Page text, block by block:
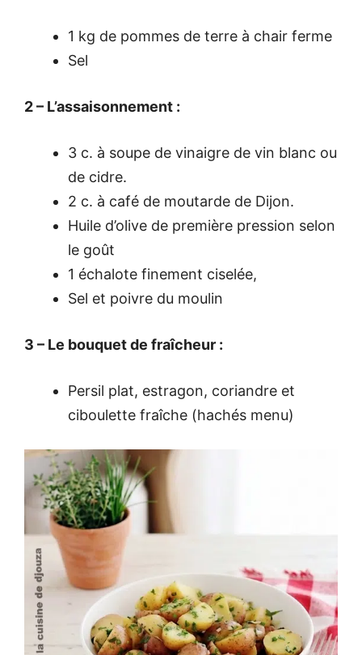
1 kg de pommes de terre à chair ferme
Sel
2 – L’assaisonnement :
3 c. à soupe de vinaigre de vin blanc ou
de cidre.
2 c. à café de moutarde de Dijon.
Huile d’olive de première pression selon
le goût
1 échalote finement ciselée,
Sel et poivre du moulin
3 – Le bouquet de fraîcheur :
Persil plat, estragon, coriandre et
ciboulette fraîche (hachés menu)